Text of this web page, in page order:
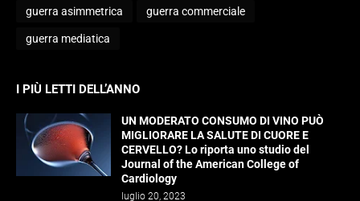
guerra asimmetrica guerra commerciale
guerra mediatica
I PIÙ LETTI DELL’ANNO
UN MODERATO CONSUMO DI VINO PUÒ
MIGLIORARE LA SALUTE DI CUORE E
CERVELLO? Lo riporta uno studio del
Journal of the American College of
Cardiology
luglio 20, 2023